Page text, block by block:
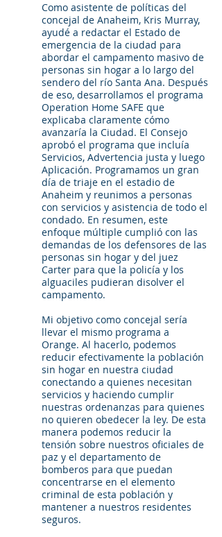
Como asistente de políticas del
concejal de Anaheim, Kris Murray,
ayudé a redactar el Estado de
emergencia de la ciudad para
abordar el campamento masivo de
personas sin hogar a lo largo del
sendero del río Santa Ana. Después
de eso, desarrollamos el programa
Operation Home SAFE que
explicaba claramente cómo
avanzaría la Ciudad. El Consejo
aprobó el programa que incluía
Servicios, Advertencia justa y luego
Aplicación. Programamos un gran
día de triaje en el estadio de
Anaheim y reunimos a personas
con servicios y asistencia de todo el
condado. En resumen, este
enfoque múltiple cumplió con las
demandas de los defensores de las
personas sin hogar y del juez
Carter para que la policía y los
alguaciles pudieran disolver el
campamento.
Mi objetivo como concejal sería
llevar el mismo programa a
Orange. Al hacerlo, podemos
reducir efectivamente la población
sin hogar en nuestra ciudad
conectando a quienes necesitan
servicios y haciendo cumplir
nuestras ordenanzas para quienes
no quieren obedecer la ley. De esta
manera podemos reducir la
tensión sobre nuestros oficiales de
paz y el departamento de
bomberos para que puedan
concentrarse en el elemento
criminal de esta población y
mantener a nuestros residentes
seguros.